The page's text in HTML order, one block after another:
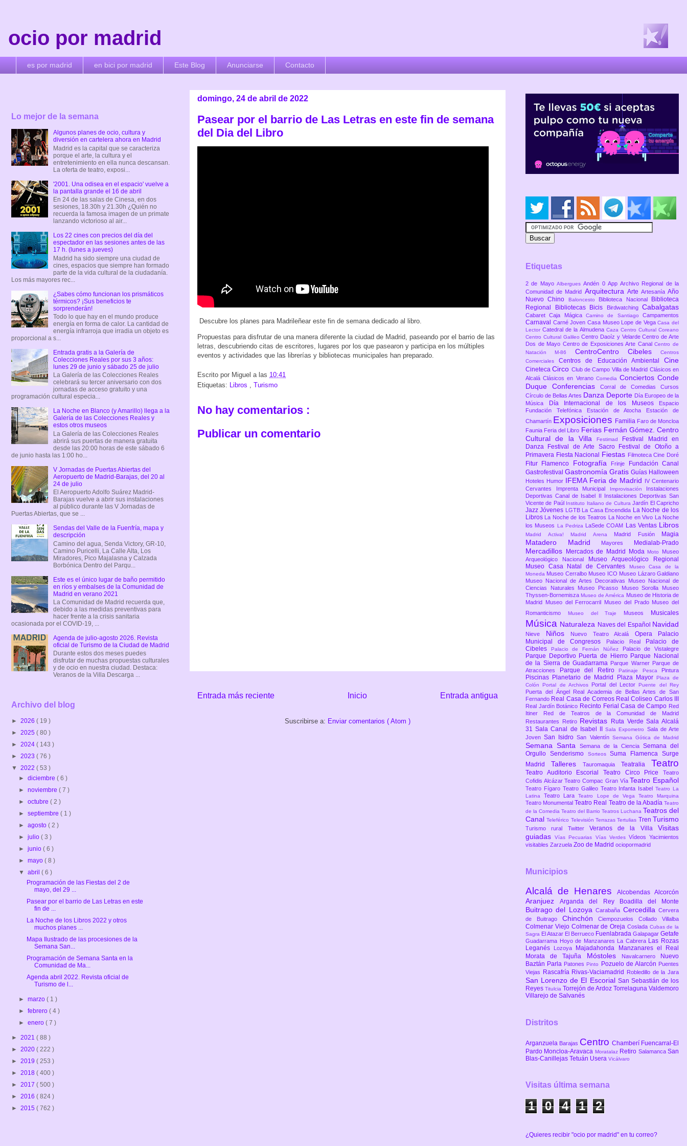
ocio por madrid
es por madrid en bici por madrid Este Blog Anunciarse Contacto
domingo, 24 de abril de 2022
Pasear por el barrio de Las Letras en este fin de semana
del Dia del Libro
Descubre los planes para Madrileñear este fin de semana dedicado al libro.
Propuestas para disfrutar de una manera diferente la ciudad de Madrid, paseando por el barrio de las
letras, descubriendo citas de escritores, lugares por los que pasearon y participa en los múltiples
eventos y actividades que las librerías y bibliotecas municipales han preparado.
Escrito por Miguel a las 10:41
Etiquetas: Libros , Turismo
No hay comentarios :
Publicar un comentario
Entrada más reciente Entrada antigua
Inicio
Suscribirse a: Enviar comentarios ( Atom )
Lo mejor de la semana
Algunos planes de ocio, cultura y
diversión en cartelera ahora en Madrid
Madrid es la capital que se caracteriza
porque el arte, la cultura y el
entretenimiento en ella nunca descansan.
La oferta de teatro, exposi...
'2001. Una odisea en el espacio' vuelve a
la pantalla grande el 16 de abril
En 24 de las salas de Cinesa, en dos
sesiones, 18.30h y 21.30h ¿Quién no
recuerda la famosa imagen de un primate
lanzando victorioso al air...
Los 22 cines con precios del día del
espectador en las sesiones antes de las
17 h. (lunes a jueves)
Madrid ha sido siempre una ciudad de
cines, espacios que siempre han formado
parte de la vida cultural de la ciudadanía.
Los más mayores rec...
¿Sabes cómo funcionan los prismáticos
térmicos? ¡Sus beneficios te
sorprenderán!
Todo lo que hay en el mundo produce
energía en forma de calor. La cantidad de
energía infrarroja que irradia un objeto es
proporcional a s...
Entrada gratis a la Galería de
Colecciones Reales por sus 3 años:
lunes 29 de junio y sábado 25 de julio
La Galería de las Colecciones Reales
celebrará su tercer aniversario con dos
jornadas de acceso gratuito y una
programación cultural especia...
La Noche en Blanco (y Amarillo) llega a la
Galería de las Colecciones Reales y
estos otros museos
La Galería de las Colecciones Reales
abrirá sus puertas de manera gratuita
desde las 20:00 horas de este sábado 6
de junio hasta las 1:00 ho...
V Jornadas de Puertas Abiertas del
Aeropuerto de Madrid-Barajas, del 20 al
24 de julio
El Aeropuerto Adolfo Suárez Madrid-
Barajas vuelve a abrir sus instalaciones
al público durante las V Jornadas de
Puertas Abiertas, que se ...
Sendas del Valle de la Fuenfría, mapa y
descripción
Camino del agua, Senda Victory, GR-10,
Camino Puricelli, La Calle Alta, Los
Miradores, Pico Majalasna y Calzada
Borbónica Dentro del Parqu...
Este es el único lugar de baño permitido
en ríos y embalses de la Comunidad de
Madrid en verano 2021
La Comunidad de Madrid recuerda que,
debido a las medidas preventivas para
hacer frente a la crisis sanitaria
ocasionada por el COVID-19, ...
Agenda de julio-agosto 2026. Revista
oficial de Turismo de la Ciudad de Madrid
Durante estos dos meses puedes
disfrutar de muchas propuestas culturales
y de ocio en nuestra ciudad. Destaca:
Veranos de la Villa Descarga ...
Archivo del blog
► 2026 ( 19 )
► 2025 ( 80 )
► 2024 ( 143 )
► 2023 ( 76 )
▼ 2022 ( 53 )
►diciembre( 6 )
►noviembre( 7 )
►octubre( 2 )
►septiembre( 1 )
►agosto( 2 )
►julio( 3 )
►junio( 6 )
►mayo( 8 )
▼abril( 6 )
Programación de las Fiestas del 2 de
mayo, del 29 ...
Pasear por el barrio de Las Letras en este
fin de ...
La Noche de los Libros 2022 y otros
muchos planes ...
Mapa Ilustrado de las procesiones de la
Semana San...
Programación de Semana Santa en la
Comunidad de Ma...
Agenda abril 2022. Revista oficial de
Turismo de l...
►marzo( 1 )
►febrero( 4 )
►enero( 7 )
► 2021 ( 88 )
► 2020 ( 222 )
► 2019 ( 253 )
► 2018 ( 400 )
► 2017 ( 500 )
► 2016 ( 824 )
► 2015 ( 762 )
Etiquetas
2 de Mayo AlberguesAndén 0 AppArchivo Regional de la
Comunidad de Madrid Arquitectura Arte ArtesaníaAño
Nuevo Chino
Baloncesto Biblioteca Nacional
Biblioteca
Regional
Bibliotecas Bicis Birdwatching Cabalgatas
CabaretCaja MágicaCamino de SantiagoCampamentos
Carnaval Carné JovenCasa Museo Lope de VegaCasa del
LectorCatedral de la Almudena Caza Centro Cultural Coreano
Centro Cultural GalileoCentro Daoíz y VelardeCentro de Arte
Dos de Mayo Centro de Exposiciones Arte CanalCentro de
Natación M-86 CentroCentro Cibeles
Centros
ComercialesCentros de Educación AmbientalCine
CinetecaCirco Club de Campo Villa de Madrid Clásicos en
AlcaláClásicos en Verano Comedia ConciertosConde
Duque Conferencias Corral de Comedias Cursos
Círculo de Bellas Artes Danza Deporte Día Europeo de la
Música
Día Internacional de los Museos
Espacio
Fundación Telefónica
Estación de Atocha
Estación de
Chamartín Exposiciones Familia Faro de Moncloa
Faunia Feria del Libro Ferias Fernán Gómez. Centro
Cultural de la VillaFestimad
Festival Madrid en
Danza
Festival de Arte Sacro
Festival de Otoño a
Primavera Fiesta Nacional Fiestas Filmoteca Cine Doré
Fitur Flamenco Fotografía Frinje
Fundación Canal
Gastrofestival Gastronomía Gratis Guías Halloween
Hoteles Humor IFEMA Feria de Madrid
IV Centenario
Cervantes
Imprenta Municipal Improvisación
Instalaciones
Deportivas Canal de Isabel II
Instalaciones Deportivas San
Vicente de Paúl
Instituto Italiano de CulturaJardín El Capricho
JazzJóvenes LGTB La Casa Encendida La Noche de los
Libros
La Noche de los Teatros La Noche en Vivo
La Noche
los Museos
La Pedriza LaSede COAM Las Ventas Libros
Madrid Activa! Madrid Arena Madrid Fusión Magia
Matadero Madrid Mayores Medialab-Prado
Mercadillos Mercados de Madrid ModaMoto Museo
Arqueológico Nacional
Museo Arqueológico Regional
Museo Casa Natal de Cervantes
Museo Casa de la
Moneda Museo Cerralbo Museo ICO Museo Lázaro Galdiano
Museo Nacional de Artes Decorativas Museo Nacional de
Ciencias Naturales Museo Picasso Museo Sorolla Museo
Thyssen-BornemiszaMuseo de América Museo de Historia de
Madrid
Museo del Ferrocarril Museo del Prado Museo del
Romanticismo
Museo del Traje Museos Musicales
Música Naturaleza Naves del Español Navidad
Nieve Niños Nuevo Teatro Alcalá Opera
Palacio
Municipal de Congresos
Palacio Real
Palacio de
Cibeles
Palacio de Fernán Núñez Palacio de Vistalegre
Parque Deportivo Puerta de Hierro Parque Nacional
de la Sierra de Guadarrama Parque Warner Parque de
Atracciones
Parque del Retiro Patinaje Pesca Pintura
Piscinas Planetario de Madrid Plaza Mayor
Plaza de
Colón Portal de Archivos Portal del LectorPuente del Rey
Puerta del Ángel
Real Academia de Bellas Artes de San
Fernando Real Casa de Correos Real Coliseo Carlos III
Real Jardín Botánico Recinto Ferial Casa de Campo Red
Itiner
Red de Teatros de la Comunidad de Madrid
Restaurantes
Retiro Revistas Ruta VerdeSala Alcalá
31Sala Canal de Isabel IISala Expometro Sala de Arte
JovenSan IsidroSan Valentín Semana Gótica de Madrid
Semana Santa Semana de la Ciencia Semana del
Orgullo Senderismo SorteosSuma FlamencaSurge
Madrid Talleres Tauromaquia Teatralia Teatro
Teatro Auditorio Escorial Teatro Circo Price Teatro
Cofidis AlcázarTeatro Compac Gran Vía Teatro Español
Teatro Fígaro Teatro Galileo Teatro Infanta IsabelTeatro La
Latina Teatro LaraTeatro Lope de Vega Teatro Marquina
Teatro Monumental Teatro Real Teatro de la Abadía Teatro
de la Comedia Teatro del Barrio Teatros Luchana Teatros del
CanalTeleférico TelevisiónTerrazasTertulias Tren Turismo
Turismo rural Twitter Veranos de la VillaVisitas
guiadasVías Pecuarias Vías Verdes VídeosYacimientos
visitables Zarzuela Zoo de Madrid ociopormadrid
Municipios
Alcalá de Henares Alcobendas Alcorcón
AranjuezArganda del Rey Boadilla del Monte
Buitrago del LozoyaCarabaña CercedillaCervera
de Buitrago ChinchónCiempozuelosCollado Villalba
Colmenar Viejo Colmenar de Oreja Coslada Cubas de la
Sagra El Atazar El Berrueco Fuenlabrada Galapagar Getafe
Guadarrama Hoyo de Manzanares La Cabrera Las Rozas
Leganés
Lozoya Majadahonda
Manzanares el Real
Morata de Tajuña Móstoles Navalcarnero
Nuevo
Baztán Parla PatonesPinto Pozuelo de Alarcón Puentes
Viejas
Rascafría Rivas-Vaciamadrid Robledillo de la Jara
San Lorenzo de El Escorial San Sebastián de los
Reyes Titulcia Torrejón de Ardoz Torrelaguna Valdemoro
Villarejo de Salvanés
Distritos
Arganzuela Barajas Centro Chamberí Fuencarral-El
Pardo Moncloa-Aravaca Moratalaz Retiro SalamancaSan
Blas-Canillejas Tetuán Usera Vicálvaro
Visitas última semana
1 0 4 1 2
¿Quieres recibir "ocio por madrid" en tu correo?